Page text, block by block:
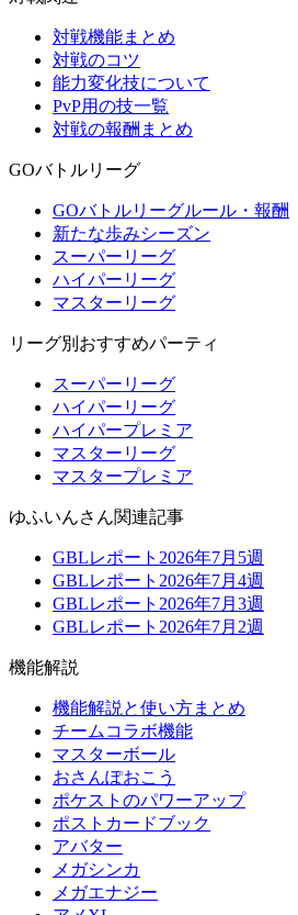
対戦機能まとめ
対戦のコツ
能力変化技について
PvP用の技一覧
対戦の報酬まとめ
GOバトルリーグ
GOバトルリーグルール・報酬
新たな歩みシーズン
スーパーリーグ
ハイパーリーグ
マスターリーグ
リーグ別おすすめパーティ
スーパーリーグ
ハイパーリーグ
ハイパープレミア
マスターリーグ
マスタープレミア
ゆふいんさん関連記事
GBLレポート2026年7月5週
GBLレポート2026年7月4週
GBLレポート2026年7月3週
GBLレポート2026年7月2週
機能解説
機能解説と使い方まとめ
チームコラボ機能
マスターボール
おさんぽおこう
ポケストのパワーアップ
ポストカードブック
アバター
メガシンカ
メガエナジー